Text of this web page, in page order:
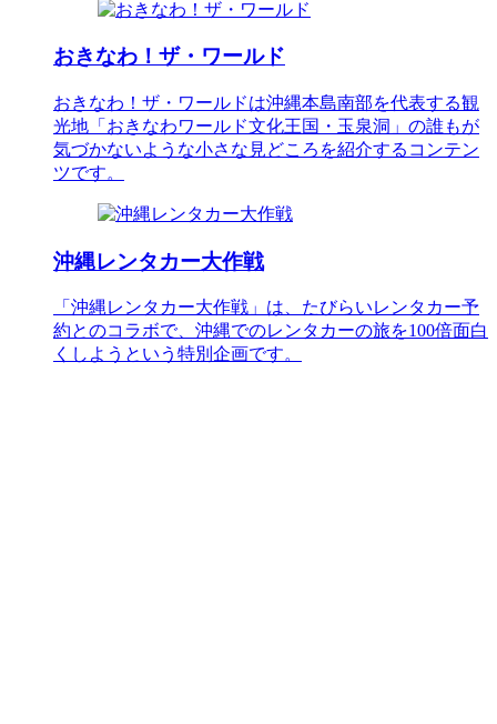
おきなわ！ザ・ワールド
おきなわ！ザ・ワールドは沖縄本島南部を代表する観
光地「おきなわワールド文化王国・玉泉洞」の誰もが
気づかないような小さな見どころを紹介するコンテン
ツです。
沖縄レンタカー大作戦
「沖縄レンタカー大作戦」は、たびらいレンタカー予
約とのコラボで、沖縄でのレンタカーの旅を100倍面白
くしようという特別企画です。